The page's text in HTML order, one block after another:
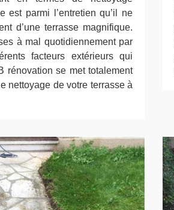
est parmi l’entretien qu’il ne
d’une terrasse magnifique.
à mal quotidiennement par
facteurs extérieurs qui
rénovation se met totalement
nettoyage de votre terrasse à